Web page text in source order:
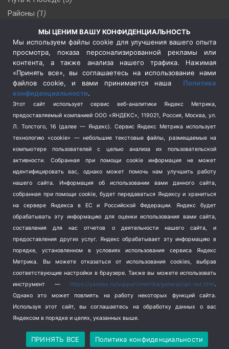
Районы (1)
(510)
Сельское хозяйство (3)
Социальная политика
(3)
Спецоперация в Украине
Спецоперация на Украине
(404)
Спорт (740)
Терроризм (1)
Транспорт (262)
Туризм (178)
Флот (76)
Школа и спорт (2)
Экология (8)
Экономика (1172)
Copyright © 2026
Политика конфиденциальности
МЫ ЦЕНИМ ВАШУ КОНФИДЕНЦИАЛЬНОСТЬ
Мы используем файлы cookie для улучшения вашего опыта
просмотра, показа персонализированной рекламы или
контента, а также анализа нашего трафика. Нажимая
«Принять все», вы соглашаетесь на использование нами
файлов cookie, и вами принимается наша Политика
конфиденциальности.
Этот сайт использует сервис веб-аналитики Яндекс Метрика,
предоставляемый компанией ООО «ЯНДЕКС», 119021, Россия, Москва, ул.
Л. Толстого, 16 (далее — Яндекс). Сервис Яндекс Метрика использует
технологию «cookie» — небольшие текстовые файлы, размещаемые на
компьютере пользователей с целью анализа их пользовательской
активности.
Собранная при помощи cookie информация не может
идентифицировать вас, однако может помочь нам улучшить работу
нашего сайта. Информация об использовании вами данного сайта,
собранная при помощи cookie, будет передаваться Яндексу и храниться
на сервере Яндекса в ЕС и Российской Федерации. Яндекс будет
обрабатывать эту информацию для оценки использования вами сайта,
составления для нас отчетов о деятельности нашего сайта, и
предоставления других услуг. Яндекс обрабатывает эту информацию в
порядке, установленном в условиях использования сервиса Яндекс
Метрика.
Вы можете отказаться от использования cookies, выбрав
соответствующие настройки в браузере. Также вы можете использовать
инструмент — https://yandex.ru/support/metrika/general/opt-out.html.
Однако это может повлиять на работу некоторых функций сайта.
Используя этот сайт, вы соглашаетесь на обработку данных о вас
Яндексом в порядке и целях, указанных выше.
ПРИНЯТЬ ВСЕ Политика конфиденциальности